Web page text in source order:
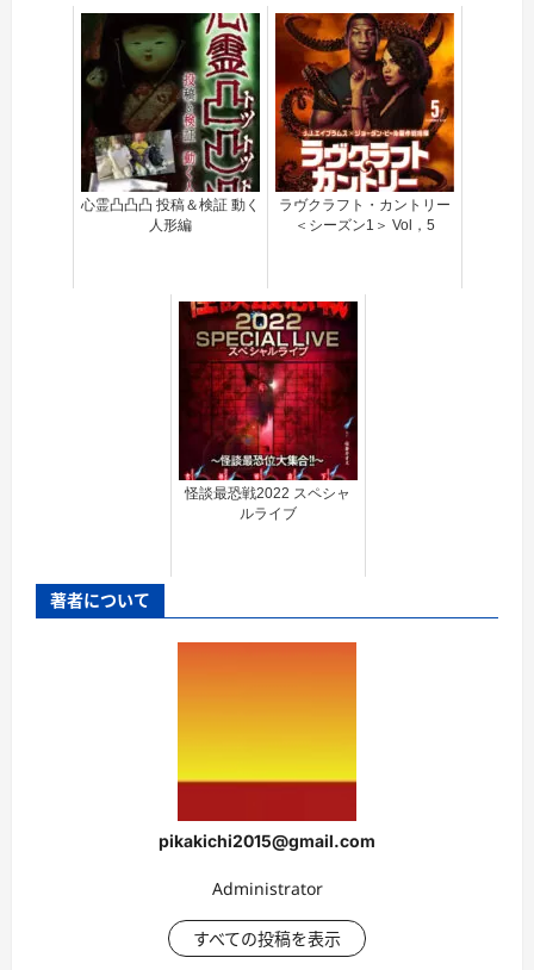
心霊凸凸凸 投稿＆検証 動く
人形編
ラヴクラフト・カントリー
＜シーズン1＞ Vol，5
怪談最恐戦2022 スペシャ
ルライブ
著者について
pikakichi2015@gmail.com
Administrator
すべての投稿を表示